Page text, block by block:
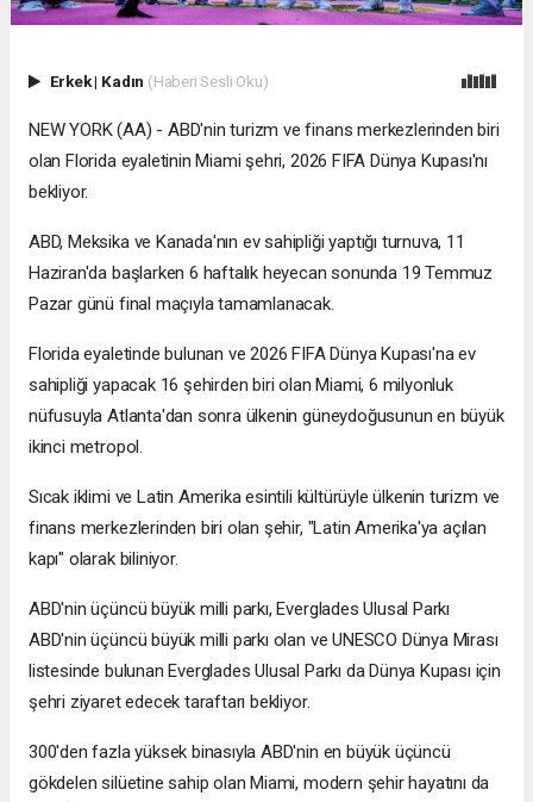
Erkek| Kadın (Haberi Sesli Oku)
NEW YORK (AA) - ABD'nin turizm ve finans merkezlerinden biri
olan Florida eyaletinin Miami şehri, 2026 FIFA Dünya Kupası'nı
bekliyor.
ABD, Meksika ve Kanada'nın ev sahipliği yaptığı turnuva, 11
Haziran'da başlarken 6 haftalık heyecan sonunda 19 Temmuz
Pazar günü final maçıyla tamamlanacak.
Florida eyaletinde bulunan ve 2026 FIFA Dünya Kupası'na ev
sahipliği yapacak 16 şehirden biri olan Miami, 6 milyonluk
nüfusuyla Atlanta'dan sonra ülkenin güneydoğusunun en büyük
ikinci metropol.
Sıcak iklimi ve Latin Amerika esintili kültürüyle ülkenin turizm ve
finans merkezlerinden biri olan şehir, "Latin Amerika'ya açılan
kapı" olarak biliniyor.
ABD'nin üçüncü büyük milli parkı, Everglades Ulusal Parkı
ABD'nin üçüncü büyük milli parkı olan ve UNESCO Dünya Mirası
listesinde bulunan Everglades Ulusal Parkı da Dünya Kupası için
şehri ziyaret edecek taraftarı bekliyor.
300'den fazla yüksek binasıyla ABD'nin en büyük üçüncü
gökdelen silüetine sahip olan Miami, modern şehir hayatını da